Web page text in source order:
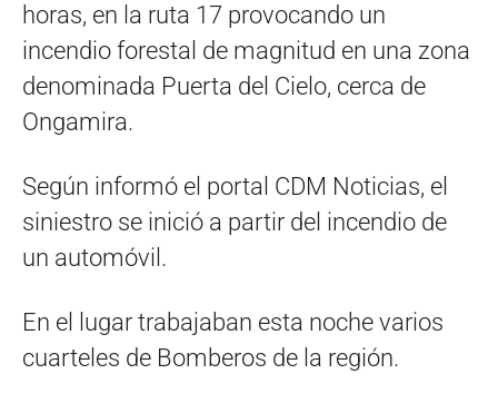
horas, en la ruta 17 provocando un
incendio forestal de magnitud en una zona
denominada Puerta del Cielo, cerca de
Ongamira.
Según informó el portal CDM Noticias, el
siniestro se inició a partir del incendio de
un automóvil.
En el lugar trabajaban esta noche varios
cuarteles de Bomberos de la región.